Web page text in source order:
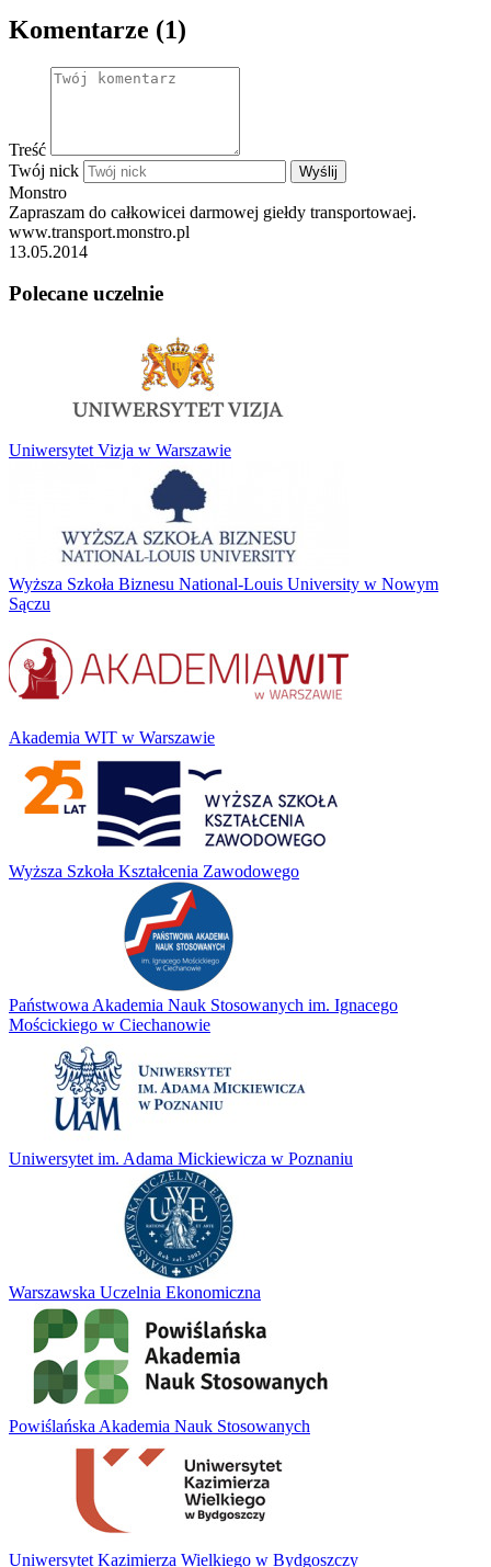
Komentarze (1)
Treść
Twój nick
Wyślij
Monstro
Zapraszam do całkowicei darmowej giełdy transportowaej.
www.transport.monstro.pl
13.05.2014
Polecane uczelnie
Uniwersytet Vizja w Warszawie
Wyższa Szkoła Biznesu National-Louis University w Nowym
Sączu
Akademia WIT w Warszawie
Wyższa Szkoła Kształcenia Zawodowego
Państwowa Akademia Nauk Stosowanych im. Ignacego
Mościckiego w Ciechanowie
Uniwersytet im. Adama Mickiewicza w Poznaniu
Warszawska Uczelnia Ekonomiczna
Powiślańska Akademia Nauk Stosowanych
Uniwersytet Kazimierza Wielkiego w Bydgoszczy